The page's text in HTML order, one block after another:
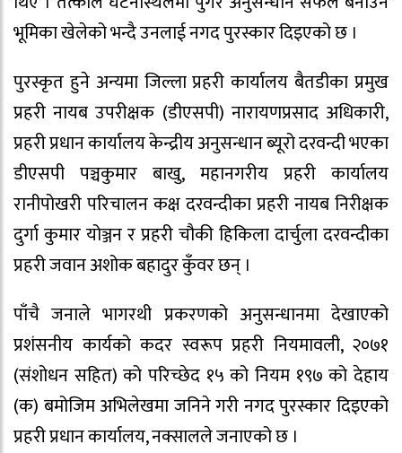
भूमिका खेलेको भन्दै उनलाई नगद पुरस्कार दिइएको छ ।
पुरस्कृत हुने अन्यमा जिल्ला प्रहरी कार्यालय बैतडीका प्रमुख
प्रहरी नायब उपरीक्षक (डीएसपी) नारायणप्रसाद अधिकारी,
प्रहरी प्रधान कार्यालय केन्द्रीय अनुसन्धान ब्यूरो दरवन्दी भएका
डीएसपी पञ्चकुमार बाखु, महानगरीय प्रहरी कार्यालय
रानीपोखरी परिचालन कक्ष दरवन्दीका प्रहरी नायब निरीक्षक
दुर्गा कुमार योञ्जन र प्रहरी चौकी हिकिला दार्चुला दरवन्दीका
प्रहरी जवान अशोक बहादुर कुँवर छन् ।
पाँचै जनाले भागरथी प्रकरणको अनुसन्धानमा देखाएको
प्रशंसनीय कार्यको कदर स्वरूप प्रहरी नियमावली, २०७१
(संशोधन सहित) को परिच्छेद १५ को नियम १९७ को देहाय
(क) बमोजिम अभिलेखमा जनिने गरी नगद पुरस्कार दिइएको
प्रहरी प्रधान कार्यालय, नक्सालले जनाएको छ ।